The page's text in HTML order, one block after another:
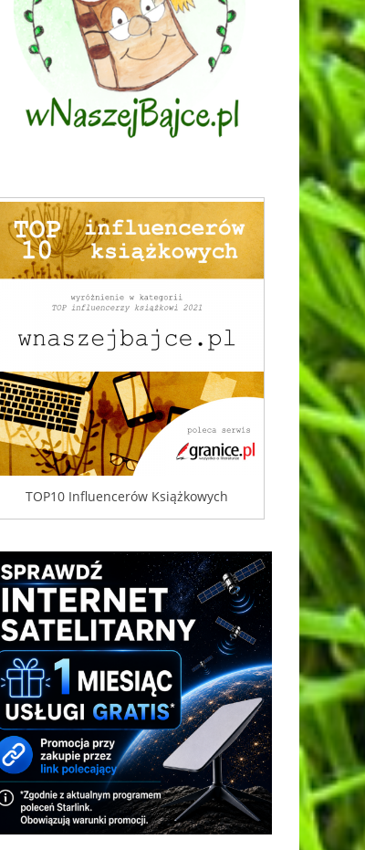
TOP10 Influencerów Książkowych